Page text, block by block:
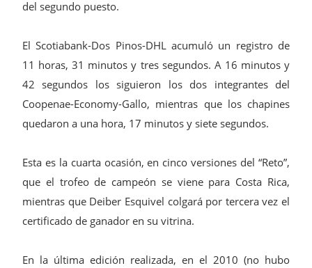
del segundo puesto.
El Scotiabank-Dos Pinos-DHL acumuló un registro de
11 horas, 31 minutos y tres segundos. A 16 minutos y
42 segundos los siguieron los dos integrantes del
Coopenae-Economy-Gallo, mientras que los chapines
quedaron a una hora, 17 minutos y siete segundos.
Esta es la cuarta ocasión, en cinco versiones del “Reto”,
que el trofeo de campeón se viene para Costa Rica,
mientras que Deiber Esquivel colgará por tercera vez el
certificado de ganador en su vitrina.
En la última edición realizada, en el 2010 (no hubo